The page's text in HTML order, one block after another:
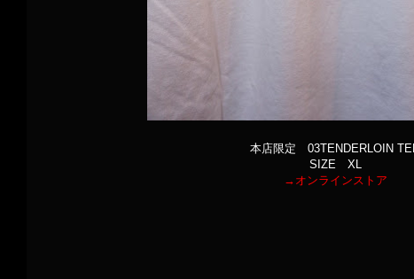
本店限定 03TENDERLOIN
SIZE XL
→オンラインストア